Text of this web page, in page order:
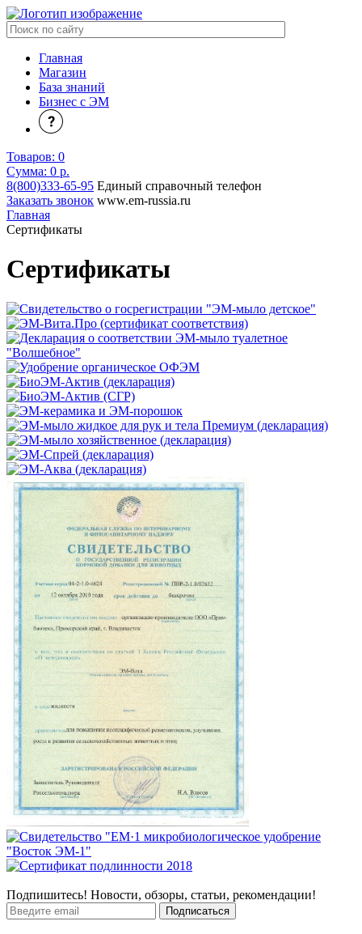
Главная
Магазин
База знаний
Бизнес с ЭМ
Товаров: 0
Сумма: 0 р.
8(800)333-65-95 Единый справочный телефон
Заказать звонок www.em-russia.ru
Главная
Сертификаты
Сертификаты
Подпишитесь! Новости, обзоры, статьи, рекомендации!
Подписаться